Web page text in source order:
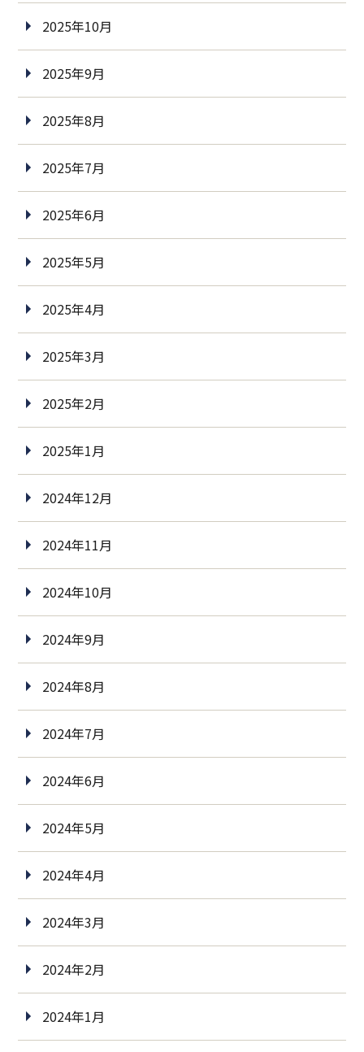
2025年10月
2025年9月
2025年8月
2025年7月
2025年6月
2025年5月
2025年4月
2025年3月
2025年2月
2025年1月
2024年12月
2024年11月
2024年10月
2024年9月
2024年8月
2024年7月
2024年6月
2024年5月
2024年4月
2024年3月
2024年2月
2024年1月